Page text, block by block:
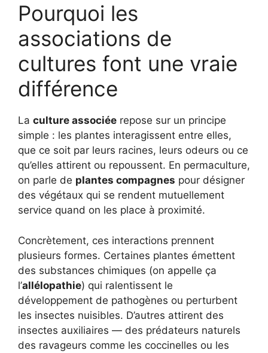
Pourquoi les
associations de
cultures font une vraie
différence
La culture associée repose sur un principe
simple : les plantes interagissent entre elles,
que ce soit par leurs racines, leurs odeurs ou ce
qu’elles attirent ou repoussent. En permaculture,
on parle de plantes compagnes pour désigner
des végétaux qui se rendent mutuellement
service quand on les place à proximité.
Concrètement, ces interactions prennent
plusieurs formes. Certaines plantes émettent
des substances chimiques (on appelle ça
l’allélopathie) qui ralentissent le
développement de pathogènes ou perturbent
les insectes nuisibles. D’autres attirent des
insectes auxiliaires — des prédateurs naturels
des ravageurs comme les coccinelles ou les